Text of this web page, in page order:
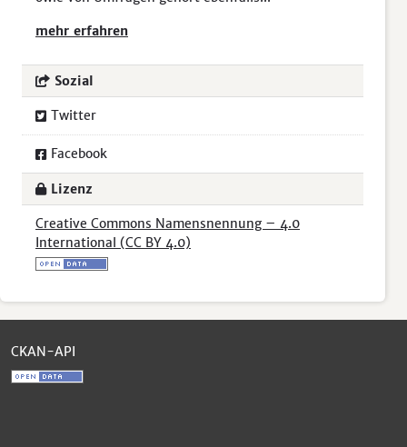
mehr erfahren
Sozial
Twitter
Facebook
Lizenz
Creative Commons Namensnennung – 4.0
International (CC BY 4.0)
CKAN-API